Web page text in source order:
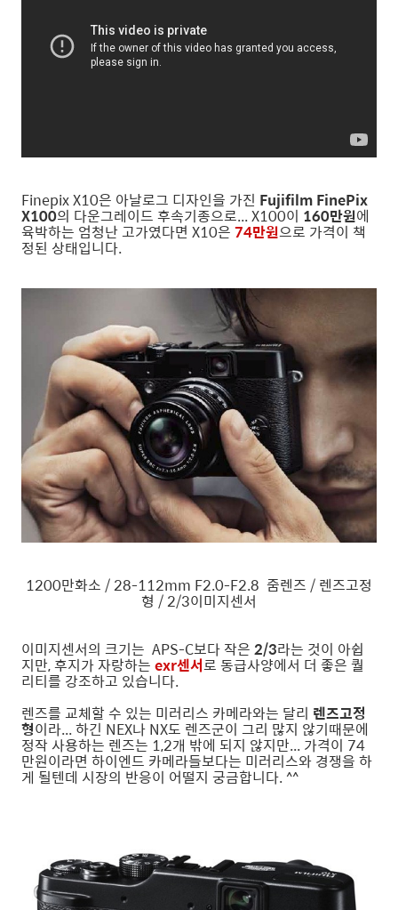
Finepix X10은 아날로그 디자인을 가진 Fujifilm FinePix
X100의 다운그레이드 후속기종으로... X100이 160만원에
육박하는 엄청난 고가였다면 X10은 74만원으로 가격이 책
정된 상태입니다.
1200만화소 / 28-112mm F2.0-F2.8 줌렌즈 / 렌즈고정
형 / 2/3이미지센서
이미지센서의 크기는 APS-C보다 작은 2/3라는 것이 아쉽
지만, 후지가 자랑하는 exr센서로 동급사양에서 더 좋은 퀄
리티를 강조하고 있습니다.
렌즈를 교체할 수 있는 미러리스 카메라와는 달리 렌즈고정
형이라... 하긴 NEX나 NX도 렌즈군이 그리 많지 않기때문에
정작 사용하는 렌즈는 1,2개 밖에 되지 않지만... 가격이 74
만원이라면 하이엔드 카메라들보다는 미러리스와 경쟁을 하
게 될텐데 시장의 반응이 어떨지 궁금합니다. ^^